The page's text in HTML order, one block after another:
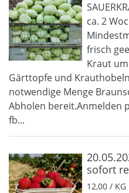
ca. 2
frisch
Kraut
Gärttopfe und
notwendige Menge
Abholen bereit.Anmelden
fb...
sofort
12,00 / KG